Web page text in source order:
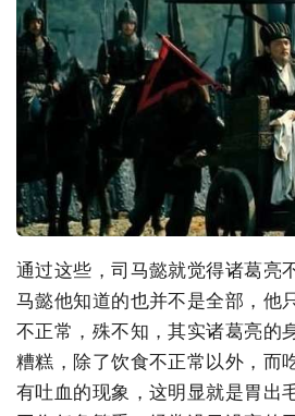
通过这些，司马懿就觉得诸葛亮
马懿他知道的也并不是全部，他
不正常，殊不知，其实诸葛亮的
糟糕，除了饮食不正常以外，而
有吐血的现象，这明显就是胃出